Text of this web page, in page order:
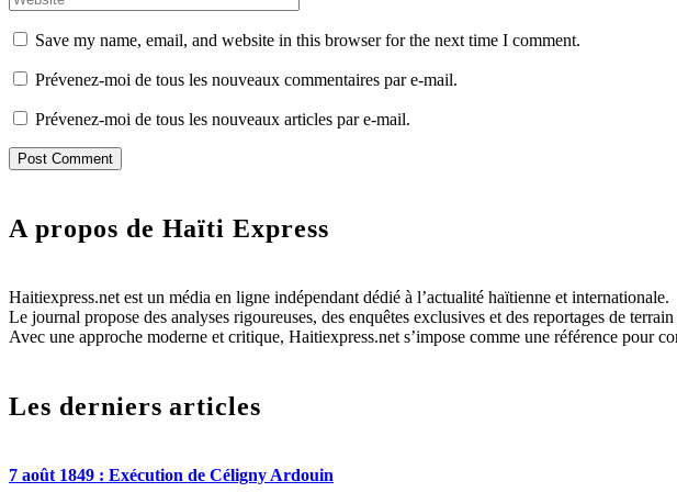
Save my name, email, and website in this browser for the next time I comment.
Prévenez-moi de tous les nouveaux commentaires par e-mail.
Prévenez-moi de tous les nouveaux articles par e-mail.
A propos de Haïti Express
Haitiexpress.net est un média en ligne indépendant dédié à l’actualité haïtienne et internationale.
Le journal propose des analyses rigoureuses, des enquêtes exclusives et des reportages de
Avec une approche moderne et critique, Haitiexpress.net s’impose comme une référence pour
Les derniers articles
7 août 1849 : Exécution de Céligny Ardouin